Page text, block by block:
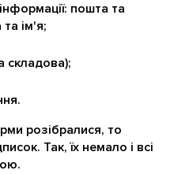
пошта та
ім'я;
складова);
розібралися, то
Так, їх немало і всі